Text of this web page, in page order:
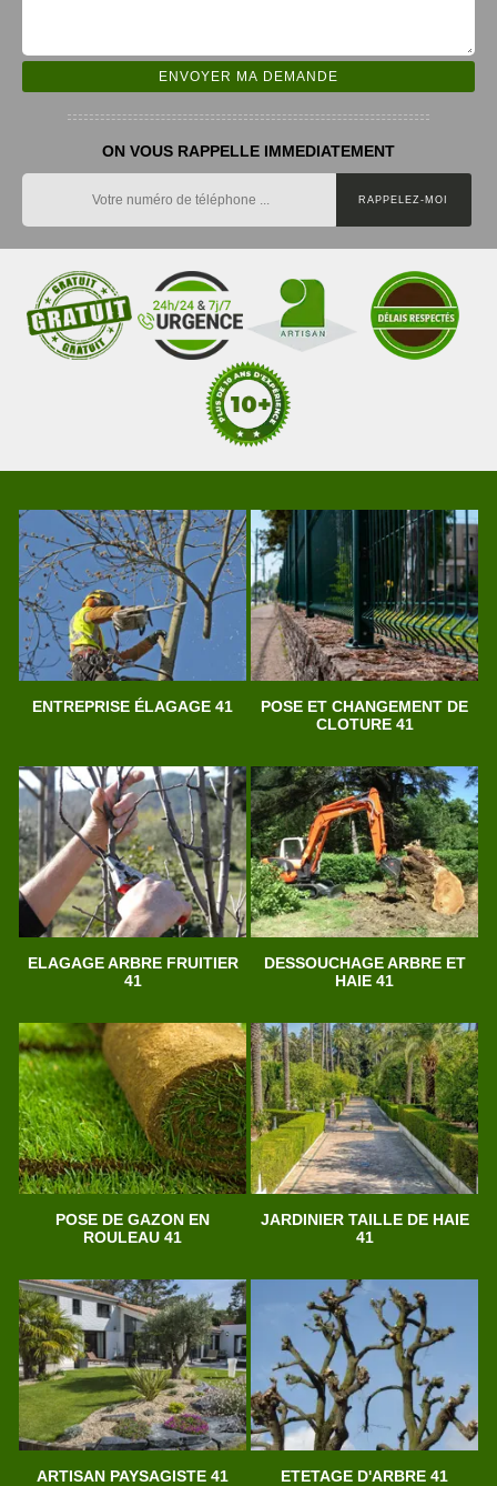
ON VOUS RAPPELLE IMMEDIATEMENT
ENTREPRISE ÉLAGAGE 41
POSE ET CHANGEMENT DE
CLOTURE 41
ELAGAGE ARBRE FRUITIER
41
DESSOUCHAGE ARBRE ET
HAIE 41
POSE DE GAZON EN
ROULEAU 41
JARDINIER TAILLE DE HAIE
41
ARTISAN PAYSAGISTE 41 ETETAGE D'ARBRE 41